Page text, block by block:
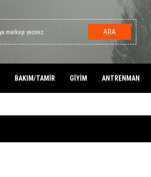
ARA
BAKIM/TAMİR GİYİM ANTRENMAN